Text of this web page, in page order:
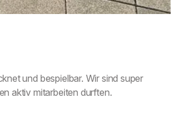
und bespielbar. Wir sind super
aktiv mitarbeiten durften.